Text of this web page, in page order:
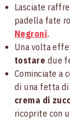
Lasciate
padella fate
Negroni.
Una volta
tostare due
Cominciate a
di una fetta
crema di
ricoprite con